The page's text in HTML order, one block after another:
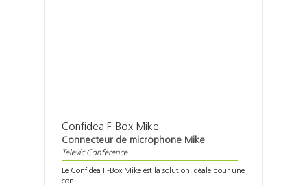
Confidea F-Box Mike
Connecteur de microphone Mike
Televic Conference
Le Confidea F-Box Mike est la solution idéale pour une
con . . .